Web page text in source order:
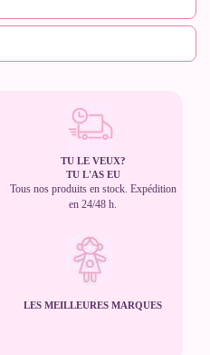
TU LE VEUX?
TU L'AS EU
Tous nos produits en stock. Expédition
en 24/48 h.
LES MEILLEURES MARQUES